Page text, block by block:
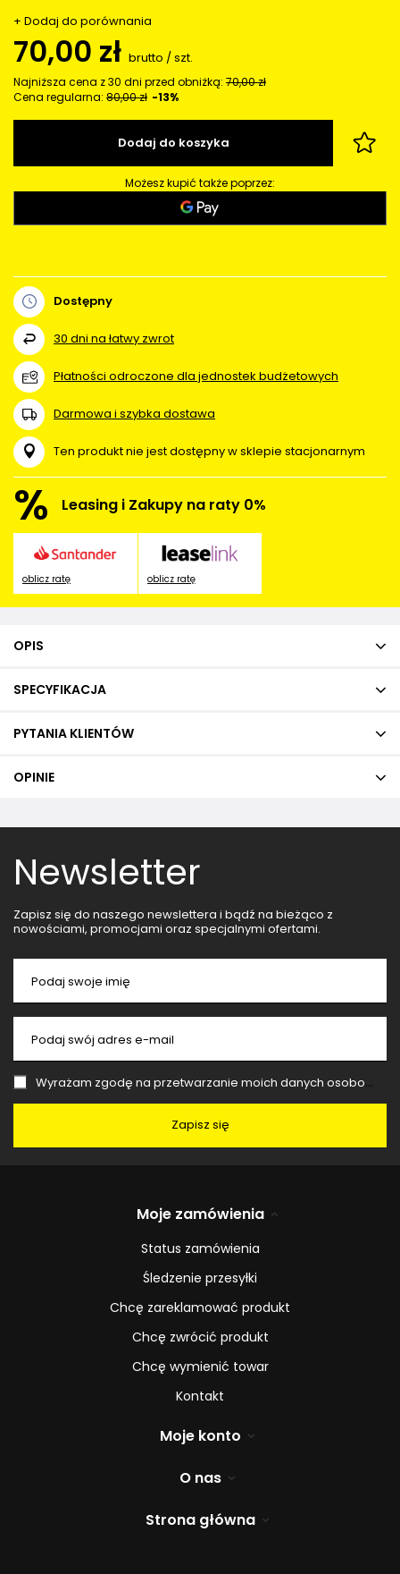
+ Dodaj do porównania
70,00 zł brutto /szt.
Najniższa cena z 30 dni przed obniżką: 70,00 zł
Cena regularna: 80,00 zł -13%
Dodaj do koszyka
Możesz kupić także poprzez:
Dostępny
30 dni na łatwy zwrot
Płatności odroczone dla jednostek budżetowych
Darmowa i szybka dostawa
Ten produkt nie jest dostępny w sklepie stacjonarnym
% Leasing i Zakupy na raty 0%
oblicz ratę oblicz ratę
OPIS
SPECYFIKACJA
PYTANIA KLIENTÓW
OPINIE
Newsletter
Zapisz się do naszego newslettera i bądź na bieżąco z
nowościami, promocjami oraz specjalnymi ofertami.
Podaj swoje imię
Podaj swój adres e-mail
Wyrażam zgodę na przetwarzanie moich danych osobowych (adres e-mail) na potrzeby wysyłki newslettera z informacją handlową (marketing). Więcej w
Zapisz się
Moje zamówienia
Status zamówienia
Śledzenie przesyłki
Chcę zareklamować produkt
Chcę zwrócić produkt
Chcę wymienić towar
Kontakt
Moje konto
O nas
Strona główna